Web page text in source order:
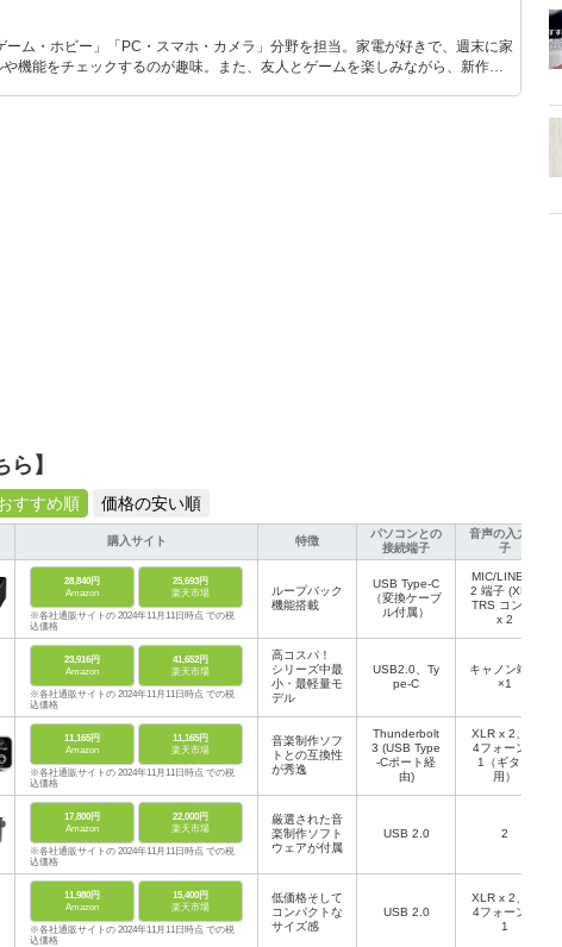
ーム・ホビー」「PC・スマホ・カメラ」分野を担当。家電が好きで、週末に家
機能をチェックするのが趣味。また、友人とゲームを楽しみながら、新作タ
】
すすめ順 価格の安い順
購入サイト 特徴
パソコンとの
接続端子
音声の入力端
子
28,840円
Amazon
25,693円
楽天市場
※各社通販サイトの 2024年11月11日時点 での税
込価格
ループバック
機能搭載
USB Type-C
（変換ケーブ
ル付属）
MIC/LINE 1/
2 端子 (XLR/
TRS コンボ)
x 2
23,916円
Amazon
41,652円
楽天市場
※各社通販サイトの 2024年11月11日時点 での税
込価格
高コスパ！
シリーズ中最
小・最軽量モ
デル
USB2.0、Ty
pe-C
キャノン端子
×1
11,165円
Amazon
11,165円
楽天市場
※各社通販サイトの 2024年11月11日時点 での税
込価格
音楽制作ソフ
トとの互換性
が秀逸
Thunderbolt
3 (USB Type
-Cポート経
由)
XLR x 2、1/
4フォーン x
1（ギター
用）
17,800円
Amazon
22,000円
楽天市場
※各社通販サイトの 2024年11月11日時点 での税
込価格
厳選された音
楽制作ソフト
ウェアが付属
USB 2.0 2
11,980円
Amazon
15,400円
楽天市場
※各社通販サイトの 2024年11月11日時点 での税
込価格
低価格そして
コンパクトな
サイズ感
USB 2.0
XLR x 2、1/
4フォーン x
1